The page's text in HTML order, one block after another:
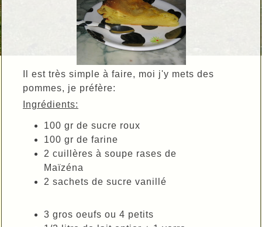
Il est très simple à faire, moi j'y mets des
pommes, je préfère:
Ingrédients:
100 gr de sucre roux
100 gr de farine
2 cuillères à soupe rases de
Maïzéna
2 sachets de sucre vanillé
3 gros oeufs ou 4 petits